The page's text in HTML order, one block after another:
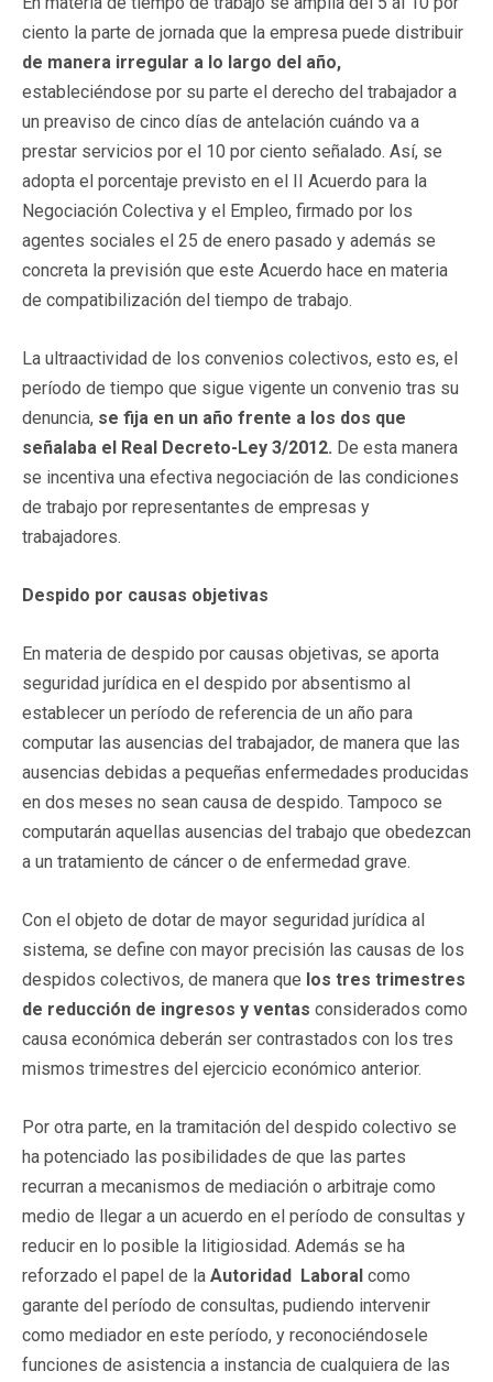
ciento la parte de jornada que la empresa puede distribuir
de manera irregular a lo largo del año,
estableciéndose por su parte el derecho del trabajador a
un preaviso de cinco días de antelación cuándo va a
prestar servicios por el 10 por ciento señalado. Así, se
adopta el porcentaje previsto en el II Acuerdo para la
Negociación Colectiva y el Empleo, firmado por los
agentes sociales el 25 de enero pasado y además se
concreta la previsión que este Acuerdo hace en materia
de compatibilización del tiempo de trabajo.
La ultraactividad de los convenios colectivos, esto es, el
período de tiempo que sigue vigente un convenio tras su
denuncia, se fija en un año frente a los dos que
señalaba el Real Decreto-Ley 3/2012. De esta manera
se incentiva una efectiva negociación de las condiciones
de trabajo por representantes de empresas y
trabajadores.
Despido por causas objetivas
En materia de despido por causas objetivas, se aporta
seguridad jurídica en el despido por absentismo al
establecer un período de referencia de un año para
computar las ausencias del trabajador, de manera que las
ausencias debidas a pequeñas enfermedades producidas
en dos meses no sean causa de despido. Tampoco se
computarán aquellas ausencias del trabajo que obedezcan
a un tratamiento de cáncer o de enfermedad grave.
Con el objeto de dotar de mayor seguridad jurídica al
sistema, se define con mayor precisión las causas de los
despidos colectivos, de manera que los tres trimestres
de reducción de ingresos y ventas considerados como
causa económica deberán ser contrastados con los tres
mismos trimestres del ejercicio económico anterior.
Por otra parte, en la tramitación del despido colectivo se
ha potenciado las posibilidades de que las partes
recurran a mecanismos de mediación o arbitraje como
medio de llegar a un acuerdo en el período de consultas y
reducir en lo posible la litigiosidad. Además se ha
reforzado el papel de la Autoridad Laboral como
garante del período de consultas, pudiendo intervenir
como mediador en este período, y reconociéndosele
funciones de asistencia a instancia de cualquiera de las